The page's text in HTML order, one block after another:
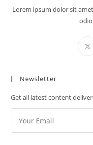
Lorem ipsum dolor sit
Newsletter
Get all latest content